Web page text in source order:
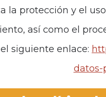
la protección y el
así como el
siguiente enlace:
datos-